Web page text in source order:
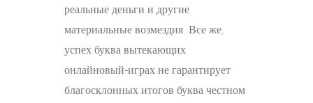
реальные деньги и другие
материальные возмездия. Все же,
успех буква вытекающих
онлайновый-играх не гарантирует
благосклонных итогов буква честном